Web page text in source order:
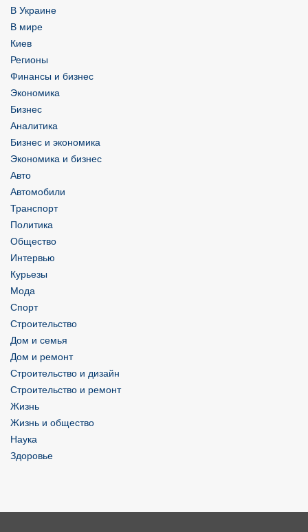
В Украине
В мире
Киев
Регионы
Финансы и бизнес
Экономика
Бизнес
Аналитика
Бизнес и экономика
Экономика и бизнес
Авто
Автомобили
Транспорт
Политика
Общество
Интервью
Курьезы
Мода
Спорт
Строительство
Дом и семья
Дом и ремонт
Строительство и дизайн
Строительство и ремонт
Жизнь
Жизнь и общество
Наука
Здоровье